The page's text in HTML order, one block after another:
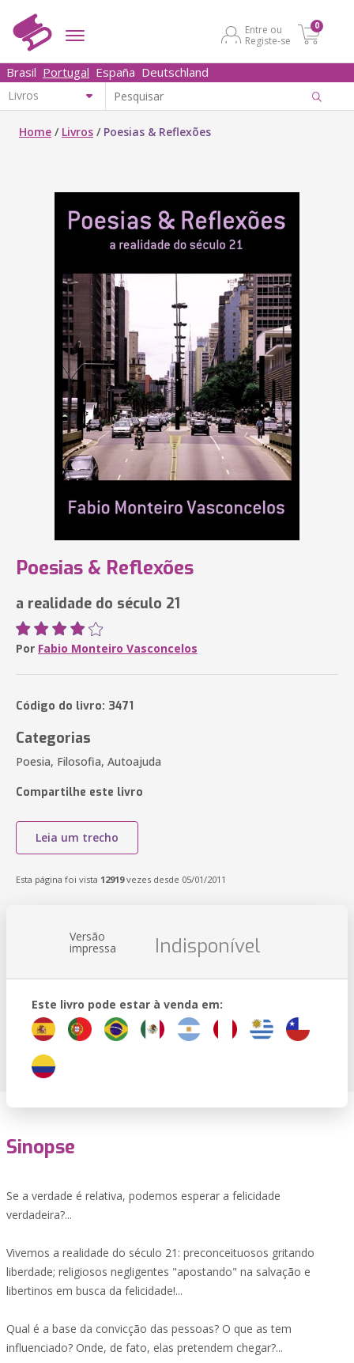
Entre ou
Registe-se
0
Brasil Portugal España Deutschland
Home / Livros / Poesias & Reflexões
Poesias & Reflexões
a realidade do século 21
Por Fabio Monteiro Vasconcelos
Código do livro: 3471
Categorias
Poesia, Filosofia, Autoajuda
Compartilhe este livro
Leia um trecho
Esta página foi vista 12919vezes desde 05/01/2011
Versão
impressa Indisponível
Este livro pode estar à venda em:
Sinopse
Se a verdade é relativa, podemos esperar a felicidade
verdadeira?...
Vivemos a realidade do século 21: preconceituosos gritando
liberdade; religiosos negligentes "apostando" na salvação e
libertinos em busca da felicidade!...
Qual é a base da convicção das pessoas? O que as tem
influenciado? Onde, de fato, elas pretendem chegar?...